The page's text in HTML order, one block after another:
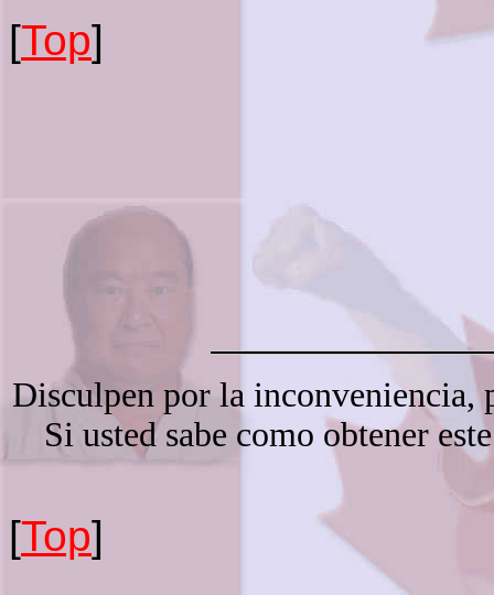
[Top]
Disculpen por la inconveniencia,
Si usted sabe como obtener
[Top]